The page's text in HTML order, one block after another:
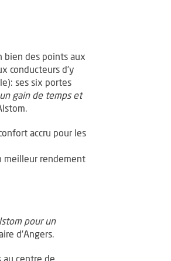
bien des points aux
conducteurs d’y
ses six portes
gain de temps et
accru pour les
meilleur rendement
pour un
d’Angers.
au centre de